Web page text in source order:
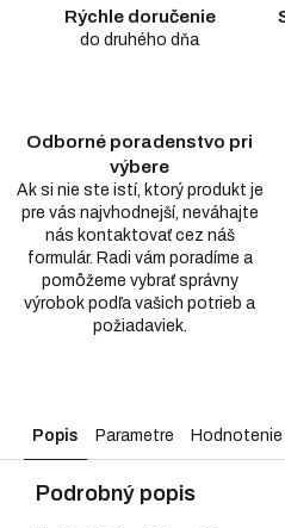
Rýchle doručenie
do druhého dňa
Odborné poradenstvo pri
výbere
Ak si nie ste istí, ktorý produkt je
pre vás najvhodnejší, neváhajte
nás kontaktovať cez náš
formulár. Radi vám poradíme a
pomôžeme vybrať správny
výrobok podľa vašich potrieb a
požiadaviek.
Popis Parametre Hodnotenie
Podrobný popis